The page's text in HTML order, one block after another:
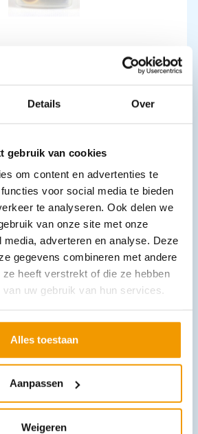
Details Over
gebruik van cookies
om content en advertenties te
voor social media te bieden
te analyseren. Ook delen we
van onze site met onze
adverteren en analyse. Deze
gegevens combineren met andere
ze heeft verstrekt of die ze hebben
uw gebruik van hun services.
Alles toestaan
Aanpassen
Weigeren
Leverbaar
standaard l
In winkelwagen